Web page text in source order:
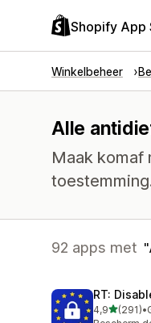
Shopify App
Winkelbeheer
Alle
Maak komaf
92 apps met
RT:
4,9van 5
(291)
291 •